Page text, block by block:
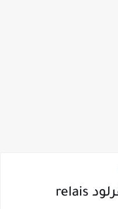
شرح شامل لجهاز الافرلود relais